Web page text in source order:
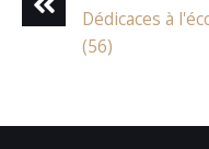
Dédicaces à
(56)